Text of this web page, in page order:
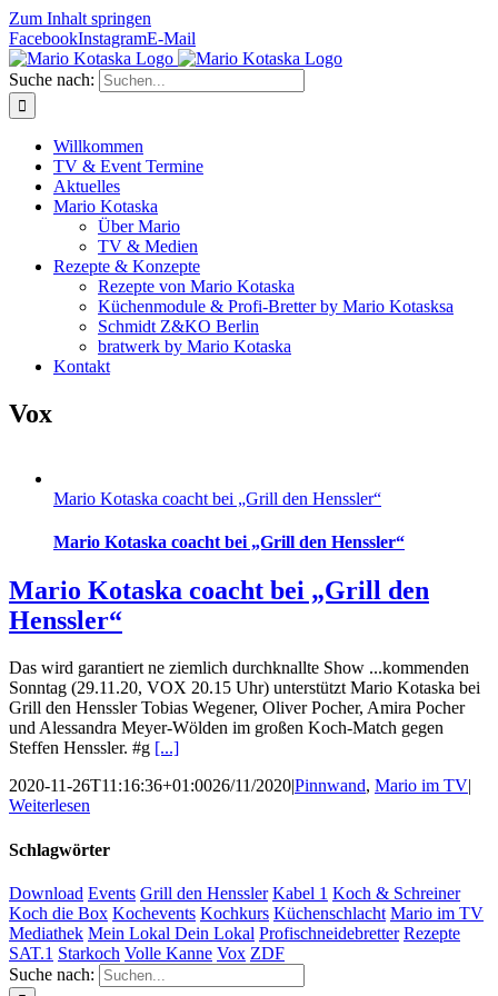
Zum Inhalt springen
FacebookInstagramE-Mail
Suche nach:
Willkommen
TV & Event Termine
Aktuelles
Mario Kotaska
Über Mario
TV & Medien
Rezepte & Konzepte
Rezepte von Mario Kotaska
Küchenmodule & Profi-Bretter by Mario Kotasksa
Schmidt Z&KO Berlin
bratwerk by Mario Kotaska
Kontakt
Vox
Mario Kotaska coacht bei „Grill den Henssler“
Mario Kotaska coacht bei „Grill den Henssler“
Mario Kotaska coacht bei „Grill den
Henssler“
Das wird garantiert ne ziemlich durchknallte Show ...kommenden
Sonntag (29.11.20, VOX 20.15 Uhr) unterstützt Mario Kotaska bei
Grill den Henssler Tobias Wegener, Oliver Pocher, Amira Pocher
und Alessandra Meyer-Wölden im großen Koch-Match gegen
Steffen Henssler. #g [...]
2020-11-26T11:16:36+01:0026/11/2020|Pinnwand, Mario im TV|
Weiterlesen
Schlagwörter
Download Events Grill den Henssler Kabel 1 Koch & Schreiner
Koch die Box Kochevents Kochkurs Küchenschlacht Mario im TV
Mediathek Mein Lokal Dein Lokal Profischneidebretter Rezepte
SAT.1 Starkoch Volle Kanne Vox ZDF
Suche nach: